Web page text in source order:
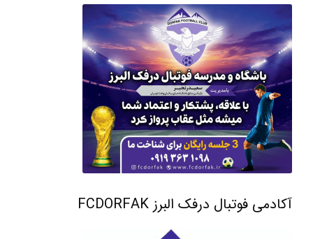
آکادمی فوتبال درفک البرز FCDORFAK